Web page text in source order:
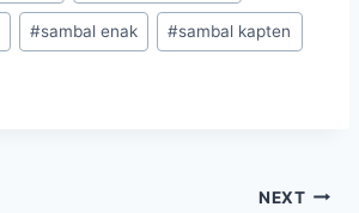
#sambal enak #sambal kapten
NEXT